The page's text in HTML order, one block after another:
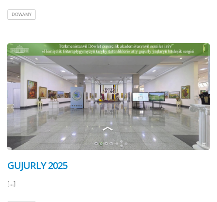
DOWAMY
GUJURLY 2025
[...]